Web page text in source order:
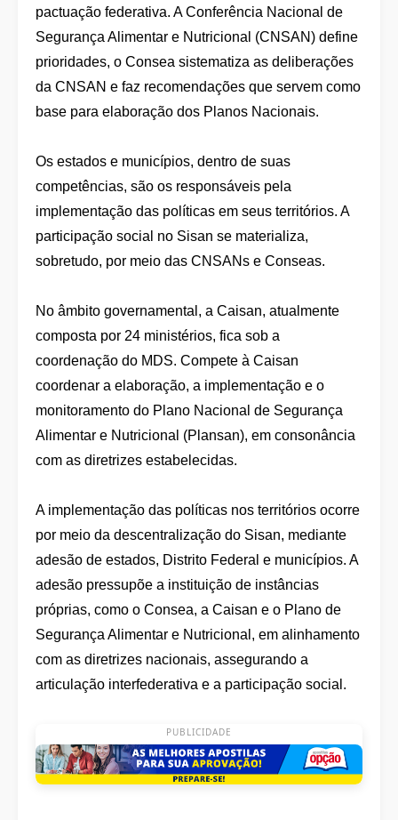
pactuação federativa. A Conferência Nacional de
Segurança Alimentar e Nutricional (CNSAN) define
prioridades, o Consea sistematiza as deliberações
da CNSAN e faz recomendações que servem como
base para elaboração dos Planos Nacionais.
Os estados e municípios, dentro de suas
competências, são os responsáveis pela
implementação das políticas em seus territórios. A
participação social no Sisan se materializa,
sobretudo, por meio das CNSANs e Conseas.
No âmbito governamental, a Caisan, atualmente
composta por 24 ministérios, fica sob a
coordenação do MDS. Compete à Caisan
coordenar a elaboração, a implementação e o
monitoramento do Plano Nacional de Segurança
Alimentar e Nutricional (Plansan), em consonância
com as diretrizes estabelecidas.
A implementação das políticas nos territórios ocorre
por meio da descentralização do Sisan, mediante
adesão de estados, Distrito Federal e municípios. A
adesão pressupõe a instituição de instâncias
próprias, como o Consea, a Caisan e o Plano de
Segurança Alimentar e Nutricional, em alinhamento
com as diretrizes nacionais, assegurando a
articulação interfederativa e a participação social.
PUBLICIDADE